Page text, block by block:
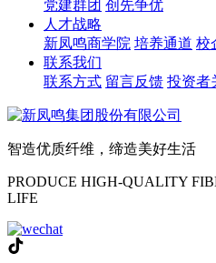
党建群团 创先争优
人才战略
新凤鸣商学院 培养通道 校
联系我们
联系方式 留言反馈 投资者
智造优质纤维，缔造美好生活
PRODUCE HIGH-QUALITY
LIFE